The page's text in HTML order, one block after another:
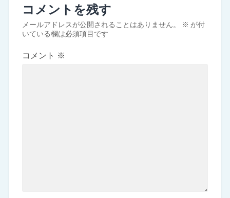
コメントを残す
メールアドレスが公開されることはありません。 ※ が付
いている欄は必須項目です
コメント ※